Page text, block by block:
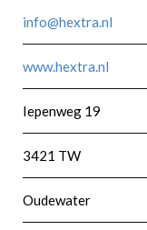
info@hextra.nl
www.hextra.nl
Iepenweg 19
3421 TW
Oudewater